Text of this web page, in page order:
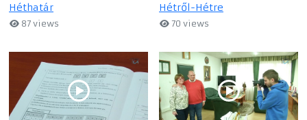
Héthatár
87 views
Hétről-Hétre
70 views